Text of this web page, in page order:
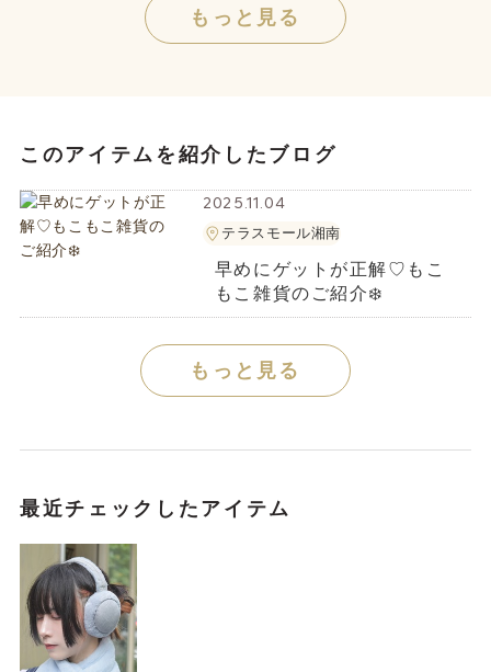
もっと見る
このアイテムを紹介したブログ
2025.11.04
テラスモール湘南
早めにゲットが正解♡もこ
もこ雑貨のご紹介❄️
もっと見る
最近チェックしたアイテム